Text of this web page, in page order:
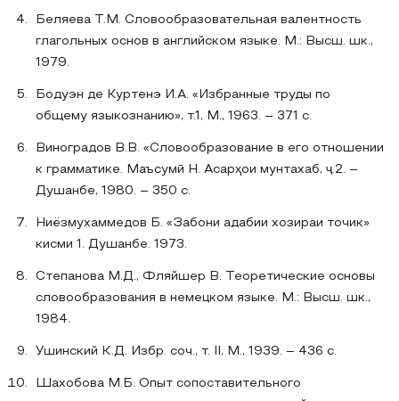
Беляева Т.М. Словообразовательная валентность
глагольных основ в английском языке. М.: Высш. шк.,
1979.
Бодуэн де Куртенэ И.А. «Избранные труды по
общему языкознанию», т.1, М., 1963. – 371 с.
Виноградов В.В. «Словообразование в его отношении
к грамматике. Маъсумӣ Н. Асарҳои мунтахаб, ҷ.2. –
Душанбе, 1980. – 350 с.
Ниёзмухаммедов Б. «Забони адабии хозираи точик»
кисми 1. Душанбе. 1973.
Степанова М.Д., Фляйшер В. Теоретические основы
словообразования в немецком языке. М.: Высш. шк.,
1984.
Ушинский К.Д. Избр. соч., т. II, М., 1939. – 436 с.
Шахобова М.Б. Опыт сопоставительного